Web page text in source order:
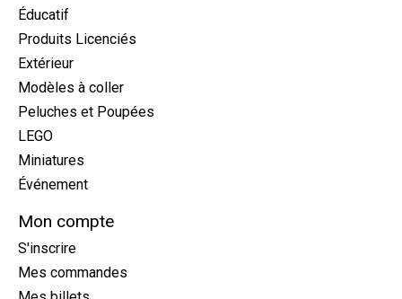
Éducatif
Produits Licenciés
Extérieur
Modèles à coller
Peluches et Poupées
LEGO
Miniatures
Événement
Mon compte
S'inscrire
Mes commandes